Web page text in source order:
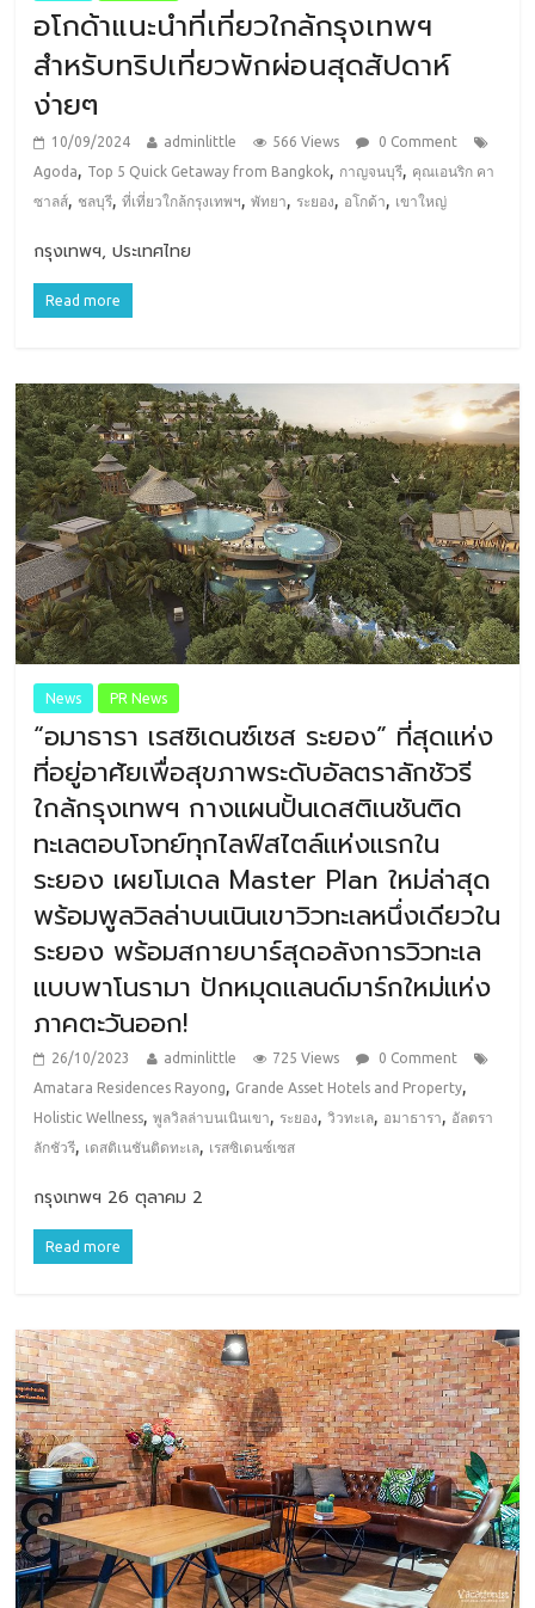
อโกด้าแนะนำที่เที่ยวใกล้กรุงเทพฯ
สำหรับทริปเที่ยวพักผ่อนสุดสัปดาห์
ง่ายๆ
10/09/2024 adminlittle 566 Views
0 Comment
Agoda, Top 5 Quick Getaway from Bangkok, กาญจนบุรี, คุณเอนริก คา
ซาลส์, ชลบุรี,ที่เที่ยวใกล้กรุงเทพฯ,พัทยา, ระยอง, อโกด้า, เขาใหญ่
กรุงเทพฯ, ประเทศไทย
Read more
News PR News
“อมาธารา เรสซิเดนซ์เซส ระยอง” ที่สุดแห่ง
ที่อยู่อาศัยเพื่อสุขภาพระดับอัลตราลักชัวรี
ใกล้กรุงเทพฯ กางแผนปั้นเดสติเนชันติด
ทะเลตอบโจทย์ทุกไลฟ์สไตล์แห่งแรกใน
ระยอง เผยโมเดล Master Plan ใหม่ล่าสุด
พร้อมพูลวิลล่าบนเนินเขาวิวทะเลหนึ่งเดียวใน
ระยอง พร้อมสกายบาร์สุดอลังการวิวทะเล
แบบพาโนรามา ปักหมุดแลนด์มาร์กใหม่แห่ง
ภาคตะวันออก!
26/10/2023 adminlittle 725 Views
0 Comment
Amatara Residences Rayong, Grande Asset Hotels and Property,
Holistic Wellness,พูลวิลล่าบนเนินเขา, ระยอง,วิวทะเล, อมาธารา, อัลตรา
ลักชัวรี, เดสติเนชันติดทะเล, เรสซิเดนซ์เซส
กรุงเทพฯ 26 ตุลาคม 2
Read more